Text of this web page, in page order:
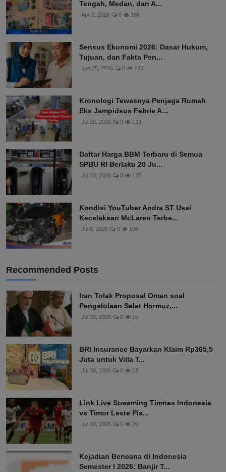
Tengah, Medan, dan A...
Apr 2, 2026 0 186
Sensus Ekonomi 2026: Dasar Hukum,
Tujuan, dan Fakta Pen...
Jun 25, 2026 0 135
Kronologi Tewasnya Penjaga Rumah
Eks Jampidsus Febrie A...
Jul 26, 2026 0 129
Daftar Harga BBM Terbaru di Semua
SPBU RI Berlaku 20 Ju...
Jul 20, 2026 0 125
Kondisi YouTuber Andra ST Usai
Kecelakaan McLaren Terbe...
Jul 8, 2026 0 108
Recommended Posts
Iran Tolak Proposal Oman soal
Pengelolaan Selat Hormuz,...
Jul 30, 2026 0 15
BRI Insurance Bayarkan Klaim Rp365,5
Juta untuk Villa T...
Jul 30, 2026 0 13
Link Live Streaming Timnas Indonesia
vs Timor Leste Pia...
Jul 30, 2026 0 20
Kejadian Bencana di Indonesia
Semester I 2026: Banjir T...